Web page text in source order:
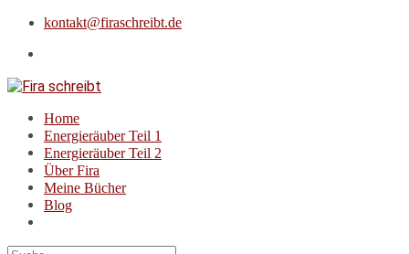
Zum
springen
kontakt@firaschreibt.de
Home
Energieräuber Teil 1
Energieräuber Teil 2
Über Fira
Meine Bücher
Blog